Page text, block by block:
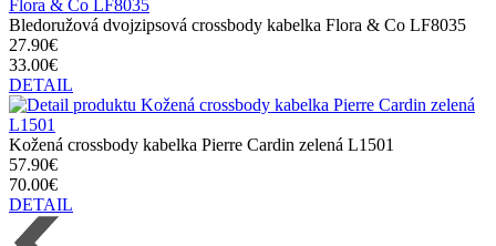
Bledoružová dvojzipsová crossbody kabelka Flora & Co LF8035
27.90€
33.00€
DETAIL
Kožená crossbody kabelka Pierre Cardin zelená L1501
57.90€
70.00€
DETAIL